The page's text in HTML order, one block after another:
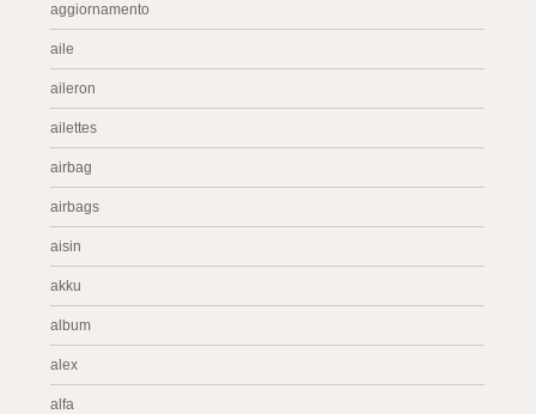
aggiornamento
aile
aileron
ailettes
airbag
airbags
aisin
akku
album
alex
alfa